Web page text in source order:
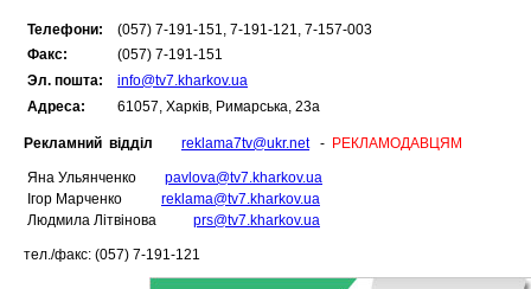
Телефони:
(057) 7-191-151, 7-191-121, 7-157-003
Факс:
(057) 7-191-151
Эл. пошта:
info@tv7.kharkov.ua
Адреса:
61057, Харків, Римарська, 23а
Рекламний відділ reklama7tv@ukr.net - РЕКЛАМОДАВЦЯМ
Яна Ульянченко
pavlova@tv7.kharkov.ua
Ігор Марченко
reklama@tv7.kharkov.ua
Людмила Літвінова
prs@tv7.kharkov.ua
тел./факс: (057) 7-191-121